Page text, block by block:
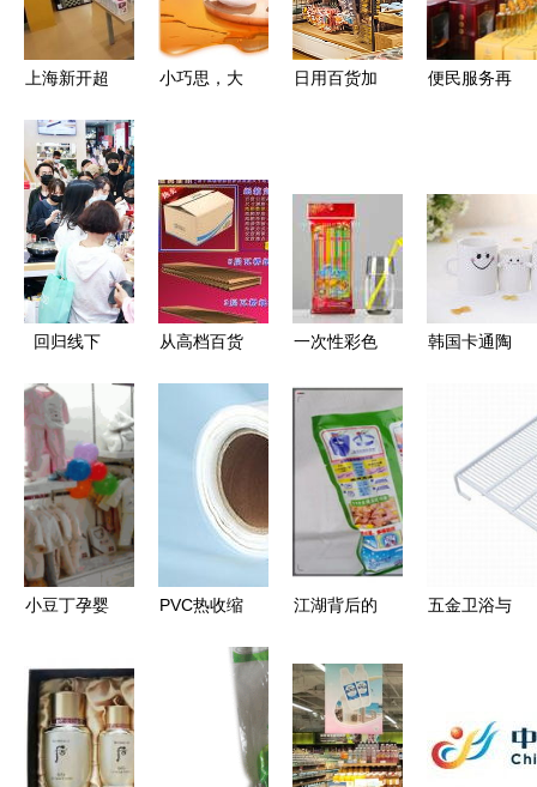
安全检查
迎来小高峰
之一？
上海新开超
百元购大
牌，日用百
货平价新选
择
小巧思，大
用百货的魅
力——以
JC2188特
价压蒜器为
例
日用百货加
事业
便民服务再
市，日用百
货一应俱全
回归线下
售中面对面
营销的不可
替代价值
从高档百货
解析现代百
货销售的双
重维度
一次性彩色
家 日用百
货市场的新
风尚与商业
机遇
韩国卡通陶
可爱潮流与
优质之选
小豆丁孕婴
式母婴与日
用百货专家
PVC热收缩
外包装的理
想选择与市
江湖背后的
年洗衣粉跑
江湖甩卖模
式探析
五金卫浴与
尚日用品销